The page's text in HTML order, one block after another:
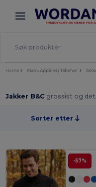
× Wordans-app
Bedre priser i
Home Blank Apparel | Tilbehør
Jakker B&C grossist og
Sorter etter
-57%